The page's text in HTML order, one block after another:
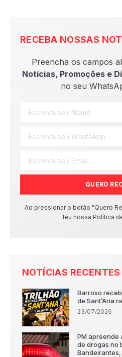
RECEBA NOSSAS
Preencha os campos
Notícias, Promoções e
no seu
QUERO
Ao pressionar o botão "Quero
leu nossa Política
NOTÍCIAS RECENTES
Barroso
de Sant’Ana
23/07/2026
PM apreende
de drogas no